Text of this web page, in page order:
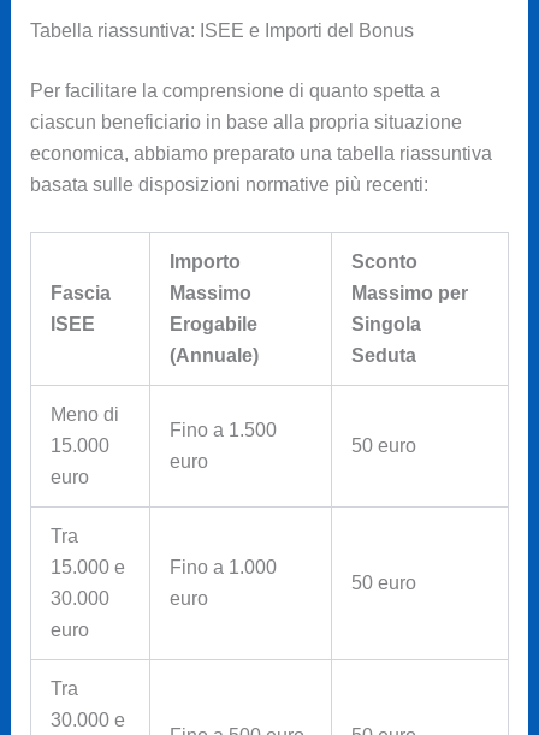
Tabella riassuntiva: ISEE e Importi del Bonus
Per facilitare la comprensione di quanto spetta a
ciascun beneficiario in base alla propria situazione
economica, abbiamo preparato una tabella riassuntiva
basata sulle disposizioni normative più recenti:
Fascia
ISEE
Importo
Massimo
Erogabile
(Annuale)
Sconto
Massimo per
Singola
Seduta
Meno di
15.000
euro
Fino a 1.500
euro
50 euro
Tra
15.000 e
30.000
euro
Fino a 1.000
euro
50 euro
Tra
30.000 e